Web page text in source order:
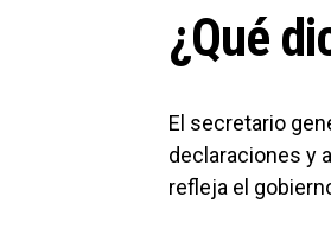
¿Qué
El secretario
declaraciones y
refleja el